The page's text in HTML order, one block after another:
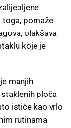
toga, pomaže
olakšava
koje je
manjih
ploča
ističe kao vrlo
rutinama